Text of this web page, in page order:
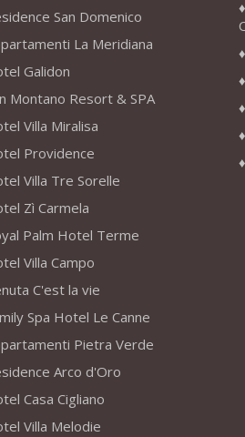
San Domenico
La Meridiana
Galidon
Montano Resort & SPA
Villa Miralisa
Providence
Villa Tre Sorelle
Zì Carmela
Palm Hotel Terme
Villa Campo
C'est la vie
Spa Hotel Le Canne
Pietra Verde
Arco d'Oro
Casa Cigliano
Villa Melodie